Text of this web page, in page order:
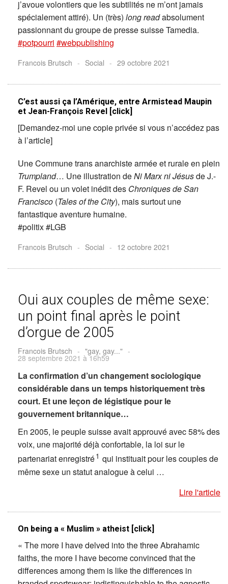
j’avoue volontiers que les subtilités ne m’ont jamais
spécialement attiré). Un (très) long readabsolument
passionnant du groupe de presse suisse Tamedia.
#potpourri #webpublishing
Francois Brutsch - Social - 29 octobre 2021
C’est aussi ça l’Amérique, entre Armistead Maupin
et Jean-François Revel [click]
[Demandez-moi une copie privée si vous n’accédez pas
à l’article]
Une Commune trans anarchiste armée et rurale en plein
Trumpland… Une illustration deNi Marx ni Jésusde J.-
F. Revel ou un volet inédit des Chroniques de San
Francisco (Tales of the City), mais surtout une
fantastique aventure humaine.
#politix #LGB
Francois Brutsch - Social - 12 octobre 2021
Oui aux couples de même sexe:
un point final après le point
d’orgue de 2005
Francois Brutsch - "gay, gay..." -
28 septembre 2021 à 16h59
La confirmation d’un changement sociologique
considérable dans un temps historiquement très
court. Et une leçon de légistique pour le
gouvernement britannique…
En 2005, le peuple suisse avait approuvé avec 58% des
voix, une majorité déjà confortable, la loi sur le
partenariat enregistré1 qui instituait pour les couples de
même sexe un statut analogue à celui …
Lire l'article
On being a « Muslim » atheist [click]
« The more I have delved into the three Abrahamic
faiths, the more I have become convinced that the
differences among them is like the differences in